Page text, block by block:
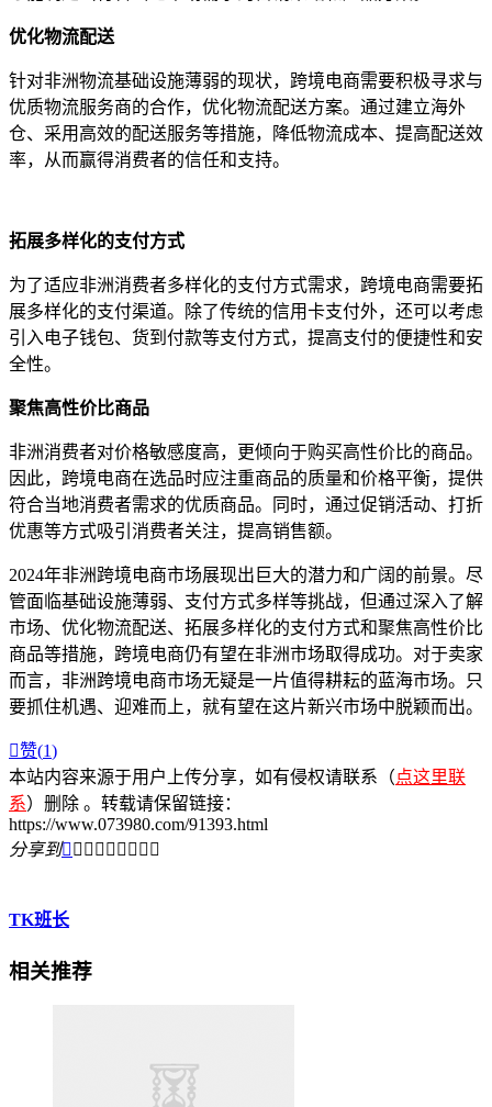
优化物流配送
针对非洲物流基础设施薄弱的现状，跨境电商需要积极寻求与
优质物流服务商的合作，优化物流配送方案。通过建立海外
仓、采用高效的配送服务等措施，降低物流成本、提高配送效
率，从而赢得消费者的信任和支持。
拓展多样化的支付方式
为了适应非洲消费者多样化的支付方式需求，跨境电商需要拓
展多样化的支付渠道。除了传统的信用卡支付外，还可以考虑
引入电子钱包、货到付款等支付方式，提高支付的便捷性和安
全性。
聚焦高性价比商品
非洲消费者对价格敏感度高，更倾向于购买高性价比的商品。
因此，跨境电商在选品时应注重商品的质量和价格平衡，提供
符合当地消费者需求的优质商品。同时，通过促销活动、打折
优惠等方式吸引消费者关注，提高销售额。
2024年非洲跨境电商市场展现出巨大的潜力和广阔的前景。尽
管面临基础设施薄弱、支付方式多样等挑战，但通过深入了解
市场、优化物流配送、拓展多样化的支付方式和聚焦高性价比
商品等措施，跨境电商仍有望在非洲市场取得成功。对于卖家
而言，非洲跨境电商市场无疑是一片值得耕耘的蓝海市场。只
要抓住机遇、迎难而上，就有望在这片新兴市场中脱颖而出。
赞(1)
本站内容来源于用户上传分享，如有侵权请联系（点这里联
系）删除 。转载请保留链接：
https://www.073980.com/91393.html
分享到        
TK班长
相关推荐